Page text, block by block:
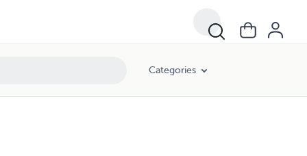
Categories